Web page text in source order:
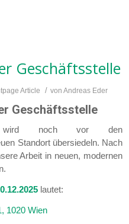
Geschäftsstelle
Article / von Andreas Eder
Geschäftsstelle
wird noch vor den
Standort übersiedeln. Nach
Arbeit in neuen, modernen
lautet:
1020 Wien